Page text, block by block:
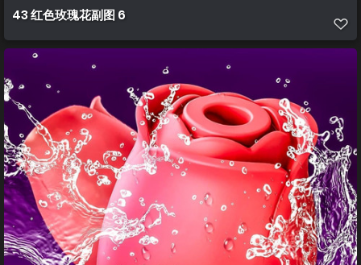
43 红色玫瑰花副图 6